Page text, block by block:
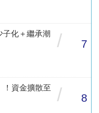
化＋繼承潮
/ 7
！資金擴散至
/ 8